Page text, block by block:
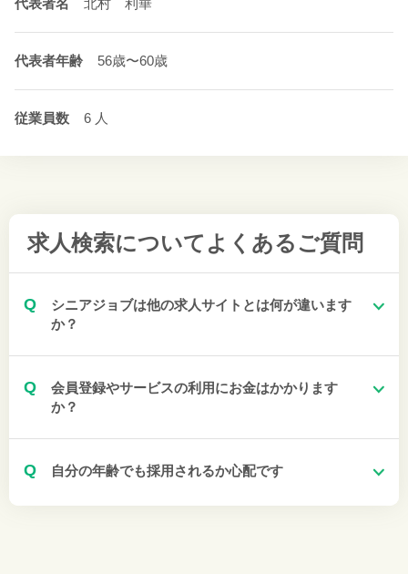
代表者名 北村 利華
代表者年齢 56歳〜60歳
従業員数 6 人
求人検索について よくあるご質問
Q
シニアジョブは他の求人サイトとは何が違います
か？
Q
会員登録やサービスの利用にお金はかかります
か？
Q 自分の年齢でも採用されるか心配です